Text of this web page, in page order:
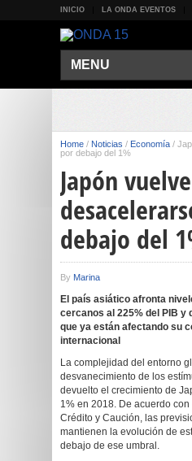
INICIO LA ONDA EVENTOS
MENU
Home / Noticias / Economía /
por debajo del 1%
Japón
debajo del
By Marina
El país asiático afronta
cercanos al 225% del PIB y
que ya están afectando su
internacional
La complejidad del entorno
desvanecimiento de los
devuelto el crecimiento de
1% en 2018. De acuerdo
Crédito y Caución, las
mantienen la evolución de
debajo de ese umbral.